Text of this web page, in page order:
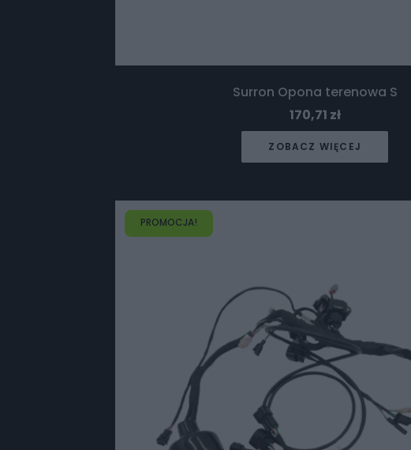
Surron Opona terenowa S
170,71 zł
ZOBACZ WIĘCEJ
PROMOCJA!